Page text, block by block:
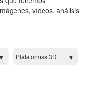
vídeos, análisis
Plataformas 3D